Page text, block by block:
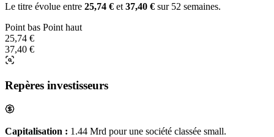
Le titre évolue entre 25,74 € et 37,40 € sur 52 semaines.
Point bas Point haut
25,74 €
37,40 €
Repères investisseurs
Capitalisation : 1.44 Mrd pour une société classée small.